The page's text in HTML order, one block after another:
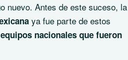
nuevo. Antes de este suceso, la
ya fue parte de estos
nacionales que fueron